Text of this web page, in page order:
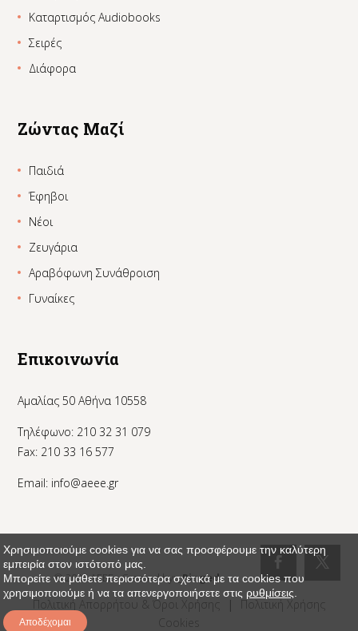
Καταρτισμός Audiobooks
Σειρές
Διάφορα
Ζώντας Μαζί
Παιδιά
Έφηβοι
Νέοι
Ζευγάρια
Αραβόφωνη Συνάθροιση
Γυναίκες
Επικοινωνία
Αμαλίας 50 Αθήνα 10558
Τηλέφωνο: 210 32 31 079
Fax: 210 33 16 577
Email: info@aeee.gr
© 2024 AEEE - Created by:_Pinged
Πολιτική Απορρήτου & Όροι Χρήσης |
Πολιτική Χρήσης
Χρησιμοποιούμε cookies για να σας προσφέρουμε την καλύτερη
εμπειρία στον ιστότοπό μας.
Μπορείτε να μάθετε περισσότερα σχετικά με τα cookies που
χρησιμοποιούμε ή να τα απενεργοποιήσετε στις ρυθμίσεις
Αποδέχομαι